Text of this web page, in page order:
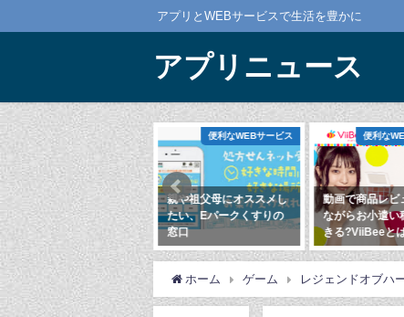
アプリとWEBサービスで生活を豊かに
アプリニュース
便利なWEBサービス
親や祖父母にオススメし
たい、Eパークくすりの
窓口
2020年3月14日
便利なWEBサービス
動画で商品レビューを見
ながらお小遣い稼ぎもで
きる?ViiBeeとは!?
2020年3月21日
Rise of
セマラ不要
ンだけでか
る良心的な
ションゲー
2020年12月11
ホーム ゲーム レジェンドオブハ